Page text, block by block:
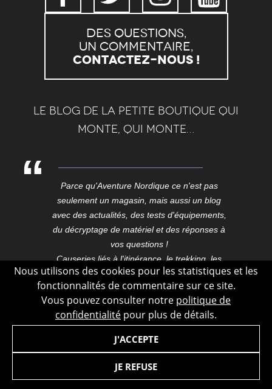
Nous utilisons des cookies pour les statistiques et les
fonctionnalités de commentaire sur ce site.
Vous pouvez consulter notre politique de
confidentialité pour plus de détails.
J'ACCEPTE
JE REFUSE
Des questions,
un commentaire,
Contactez-nous !
Le blog de la petite boutique qui
monte, qui monte…
Parce qu'Aventure Nordique ce n'est pas
seulement un magasin, mais aussi un blog
avec des actualités, des tests d'équipements,
du décryptage de matériel et des réponses à
vos questions !
Causeries liés à l'itinérance, le trekking, les
expéditions, les voyages, ici et aux confins du
monde.
Blog outdoor conçu dans le Vercors, dessiné,
développé et hébergé à Grenoble au cœur de